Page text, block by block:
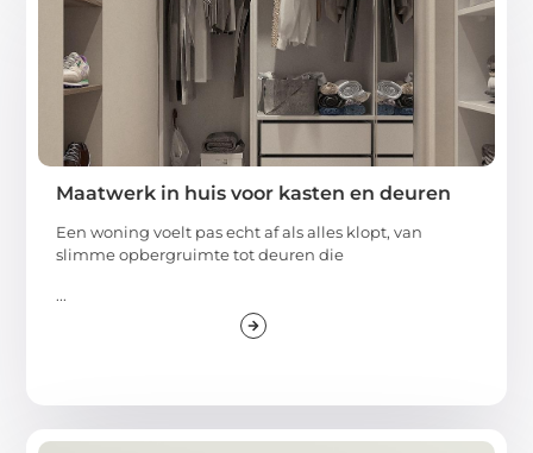
Maatwerk in huis voor kasten en deuren
Een woning voelt pas echt af als alles klopt, van
slimme opbergruimte tot deuren die
...